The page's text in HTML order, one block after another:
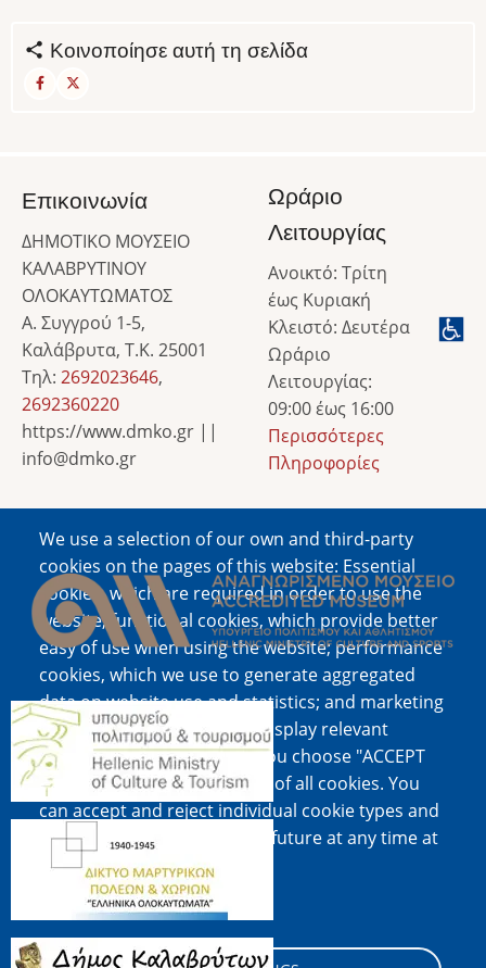
Κοινοποίησε αυτή τη σελίδα
We use a selection of our own and third-party
cookies on the pages of this website: Essential
cookies, which are required in order to use the
website; functional cookies, which provide better
easy of use when using the website; performance
cookies, which we use to generate aggregated
data on website use and statistics; and marketing
cookies, which are used to display relevant
content and advertising. If you choose "ACCEPT
ALL", you consent to the use of all cookies. You
can accept and reject individual cookie types and
revoke your consent for the future at any time at
"Settings".
Cookie documentation
Επικοινωνία
ΔΗΜΟΤΙΚΟ ΜΟΥΣΕΙΟ
ΚΑΛΑΒΡΥΤΙΝΟΥ
ΟΛΟΚΑΥΤΩΜΑΤΟΣ
Α. Συγγρού 1-5,
Καλάβρυτα, Τ.Κ. 25001
Τηλ: 2692023646,
2692360220
https://www.dmko.gr ||
info@dmko.gr
Ωράριο
Λειτουργίας
Ανοικτό: Τρίτη
έως Κυριακή
Κλειστό: Δευτέρα
Ωράριο
Λειτουργίας:
09:00 έως 16:00
Περισσότερες
Πληροφορίες
Image
Image
Image
Image